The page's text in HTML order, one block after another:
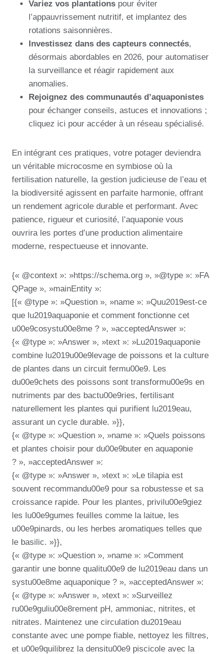
Variez vos plantations pour éviter
l’appauvrissement nutritif, et implantez des
rotations saisonnières.
Investissez dans des capteurs connectés,
désormais abordables en 2026, pour automatiser
la surveillance et réagir rapidement aux
anomalies.
Rejoignez des communautés d’aquaponistes
pour échanger conseils, astuces et innovations ;
cliquez ici pour accéder à un réseau spécialisé.
En intégrant ces pratiques, votre potager deviendra
un véritable microcosme en symbiose où la
fertilisation naturelle, la gestion judicieuse de l’eau et
la biodiversité agissent en parfaite harmonie, offrant
un rendement agricole durable et performant. Avec
patience, rigueur et curiosité, l’aquaponie vous
ouvrira les portes d’une production alimentaire
moderne, respectueuse et innovante.
{« @context »: »https://schema.org », »@type »: »FA
QPage », »mainEntity »:
[{« @type »: »Question », »name »: »Quu2019est-ce
que lu2019aquaponie et comment fonctionne cet
u00e9cosystu00e8me ? », »acceptedAnswer »:
{« @type »: »Answer », »text »: »Lu2019aquaponie
combine lu2019u00e9levage de poissons et la culture
de plantes dans un circuit fermu00e9. Les
du00e9chets des poissons sont transformu00e9s en
nutriments par des bactu00e9ries, fertilisant
naturellement les plantes qui purifient lu2019eau,
assurant un cycle durable. »}},
{« @type »: »Question », »name »: »Quels poissons
et plantes choisir pour du00e9buter en aquaponie
? », »acceptedAnswer »:
{« @type »: »Answer », »text »: »Le tilapia est
souvent recommandu00e9 pour sa robustesse et sa
croissance rapide. Pour les plantes, privilu00e9giez
les lu00e9gumes feuilles comme la laitue, les
u00e9pinards, ou les herbes aromatiques telles que
le basilic. »}},
{« @type »: »Question », »name »: »Comment
garantir une bonne qualitu00e9 de lu2019eau dans un
systu00e8me aquaponique ? », »acceptedAnswer »:
{« @type »: »Answer », »text »: »Surveillez
ru00e9guliu00e8rement pH, ammoniac, nitrites, et
nitrates. Maintenez une circulation du2019eau
constante avec une pompe fiable, nettoyez les filtres,
et u00e9quilibrez la densitu00e9 piscicole avec la